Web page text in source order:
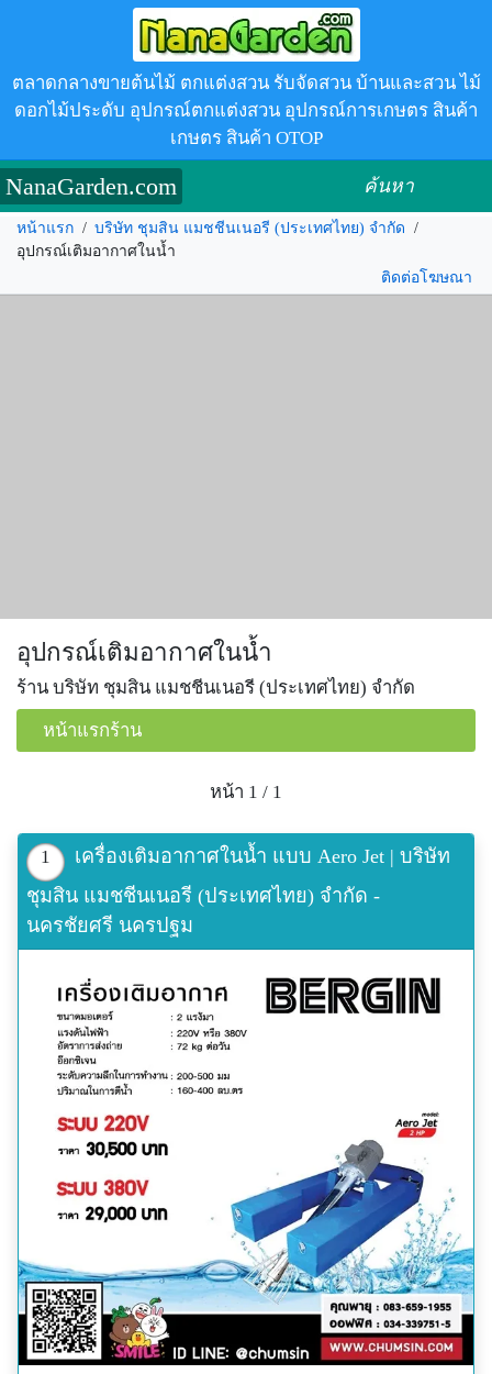
ตลาดกลางขายต้นไม้ ตกแต่งสวน รับจัดสวน บ้านและสวน ไม้
ดอกไม้ประดับ อุปกรณ์ตกแต่งสวน อุปกรณ์การเกษตร สินค้า
เกษตร สินค้า OTOP
NanaGarden.com ค้นหา
หน้าแรก / บริษัท ชุมสิน แมชชีนเนอรี (ประเทศไทย) จำกัด /
อุปกรณ์เติมอากาศในน้ำ
ติดต่อโฆษณา
อุปกรณ์เติมอากาศในน้ำ
ร้าน บริษัท ชุมสิน แมชชีนเนอรี (ประเทศไทย) จำกัด
หน้าแรกร้าน
หน้า 1 / 1
1
เครื่องเติมอากาศในน้ำ แบบ Aero Jet | บริษัท
ชุมสิน แมชชีนเนอรี (ประเทศไทย) จำกัด -
นครชัยศรี นครปฐม